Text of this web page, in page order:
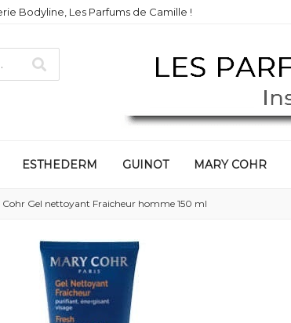
Bodyline, Les Parfums de Camille !
ESTHEDERM GUINOT MARY COHR
Cohr Gel nettoyant Fraicheur homme 150 ml